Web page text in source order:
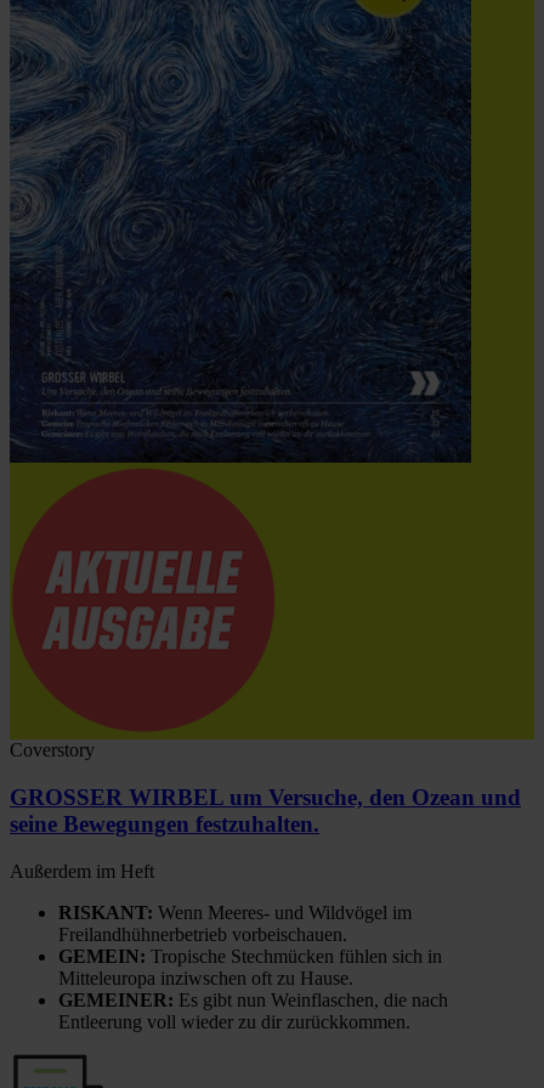
Coverstory
GROSSER WIRBEL um Versuche, den Ozean und
seine Bewegungen festzuhalten.
Außerdem im Heft
RISKANT: Wenn Meeres- und Wildvögel im
Freilandhühnerbetrieb vorbeischauen.
GEMEIN: Tropische Stechmücken fühlen sich in
Mitteleuropa inziwschen oft zu Hause.
GEMEINER: Es gibt nun Weinflaschen, die nach
Entleerung voll wieder zu dir zurückkommen.